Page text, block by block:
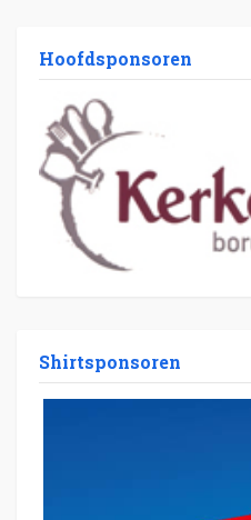
Hoofdsponsoren
Shirtsponsoren